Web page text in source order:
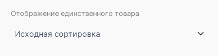
Отображение единственного товара